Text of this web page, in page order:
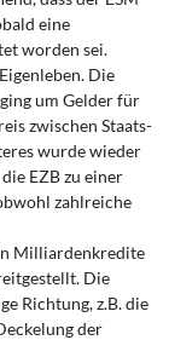
eine
worden sei.
Die
um Gelder für
zwischen Staats-
wurde wieder
EZB zu einer
zahlreiche
Milliardenkredite
Die
Richtung, z.B. die
der